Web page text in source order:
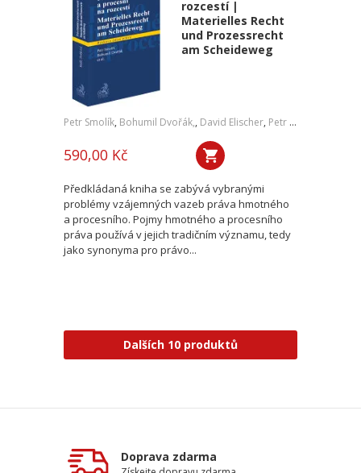
rozcestí |
Materielles Recht
und Prozessrecht
am Scheideweg
Petr Smolík, Bohumil Dvořák,, David Elischer, Petr Lavický
590,00 Kč
Předkládaná kniha se zabývá vybranými
problémy vzájemných vazeb práva hmotného
a procesního. Pojmy hmotného a procesního
práva používá v jejich tradičním významu, tedy
jako synonyma pro právo...
Dalších 10 produktů
Doprava zdarma